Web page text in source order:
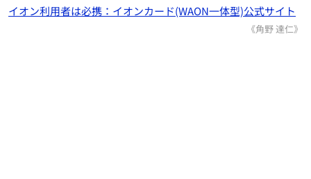
イオン利用者は必携：イオンカード(WAON一体型)公式サイト
《角野 達仁》